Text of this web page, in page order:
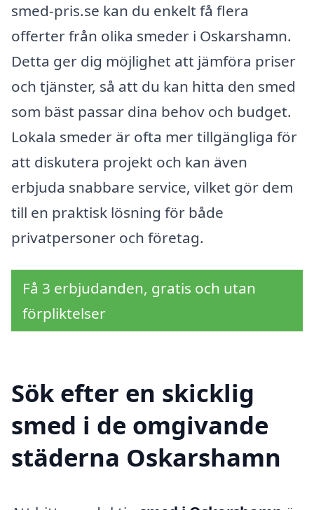
smed-pris.se kan du enkelt få flera
offerter från olika smeder i Oskarshamn.
Detta ger dig möjlighet att jämföra priser
och tjänster, så att du kan hitta den smed
som bäst passar dina behov och budget.
Lokala smeder är ofta mer tillgängliga för
att diskutera projekt och kan även
erbjuda snabbare service, vilket gör dem
till en praktisk lösning för både
privatpersoner och företag.
Få 3 erbjudanden, gratis och utan
förpliktelser
Sök efter en skicklig
smed i de omgivande
städerna Oskarshamn